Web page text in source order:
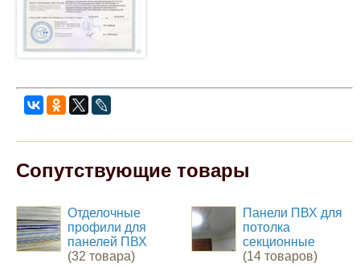
Сопутствующие товары
Отделочные
профили для
панелей ПВХ
(32 товара)
Панели ПВХ для
потолка
секционные
(14 товаров)